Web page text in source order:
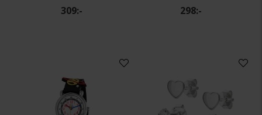
309:- 298:-